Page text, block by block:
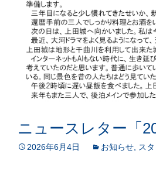
ニュースレター「
2026年6月4日 お知らせ, ス